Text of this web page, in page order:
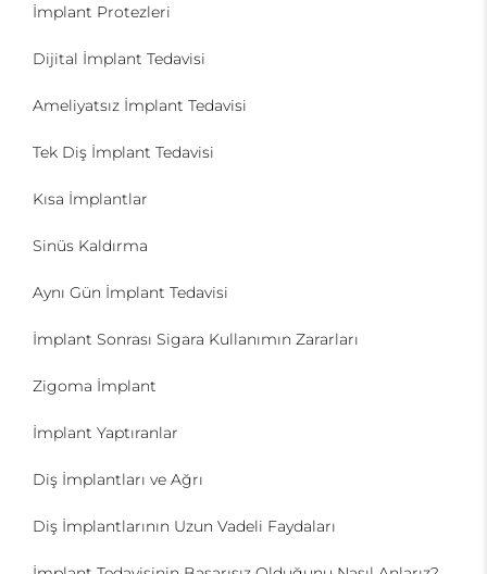
İmplant Protezleri
Dijital İmplant Tedavisi
Ameliyatsız İmplant Tedavisi
Tek Diş İmplant Tedavisi
Kısa İmplantlar
Sinüs Kaldırma
Aynı Gün İmplant Tedavisi
İmplant Sonrası Sigara Kullanımın Zararları
Zigoma İmplant
İmplant Yaptıranlar
Diş İmplantları ve Ağrı
Diş İmplantlarının Uzun Vadeli Faydaları